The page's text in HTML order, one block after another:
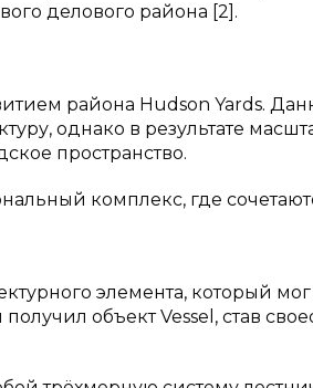
делового района [2].
района Hudson Yards.
однако в результате
пространство.
комплекс, где
элемента, который
объект Vessel, став